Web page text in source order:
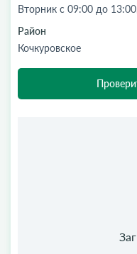
Вторник с 09:00 до
Район
Кочкуровское